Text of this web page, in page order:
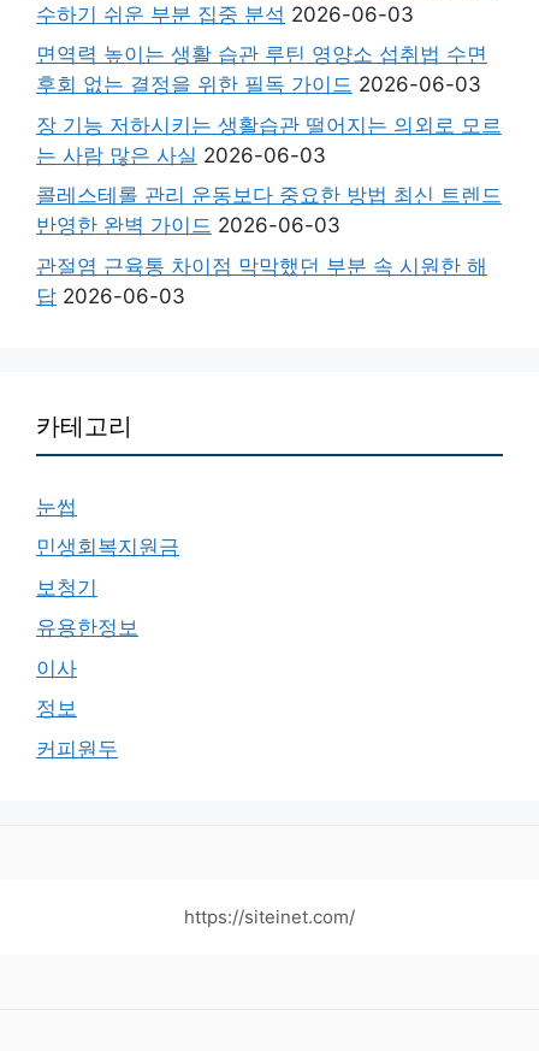
수하기 쉬운 부분 집중 분석 2026-06-03
면역력 높이는 생활 습관 루틴 영양소 섭취법 수면
후회 없는 결정을 위한 필독 가이드 2026-06-03
장 기능 저하시키는 생활습관 떨어지는 의외로 모르
는 사람 많은 사실 2026-06-03
콜레스테롤 관리 운동보다 중요한 방법 최신 트렌드
반영한 완벽 가이드 2026-06-03
관절염 근육통 차이점 막막했던 부분 속 시원한 해
답 2026-06-03
카테고리
눈썹
민생회복지원금
보청기
유용한정보
이사
정보
커피원두
https://siteinet.com/